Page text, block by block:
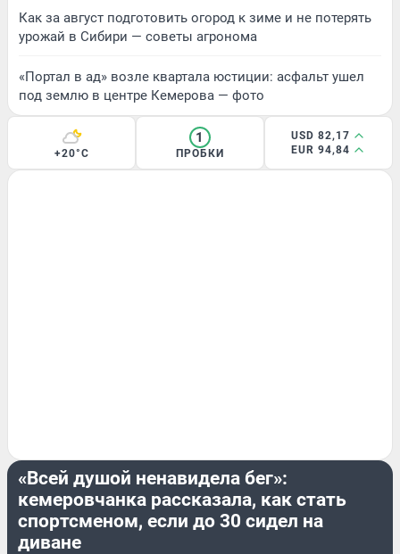
Как за август подготовить огород к зиме и не потерять
урожай в Сибири — советы агронома
«Портал в ад» возле квартала юстиции: асфальт ушел
под землю в центре Кемерова — фото
+20°C
1
ПРОБКИ
USD 82,17
EUR 94,84
«Всей душой ненавидела бег»:
кемеровчанка рассказала, как стать
спортсменом, если до 30 сидел на
диване